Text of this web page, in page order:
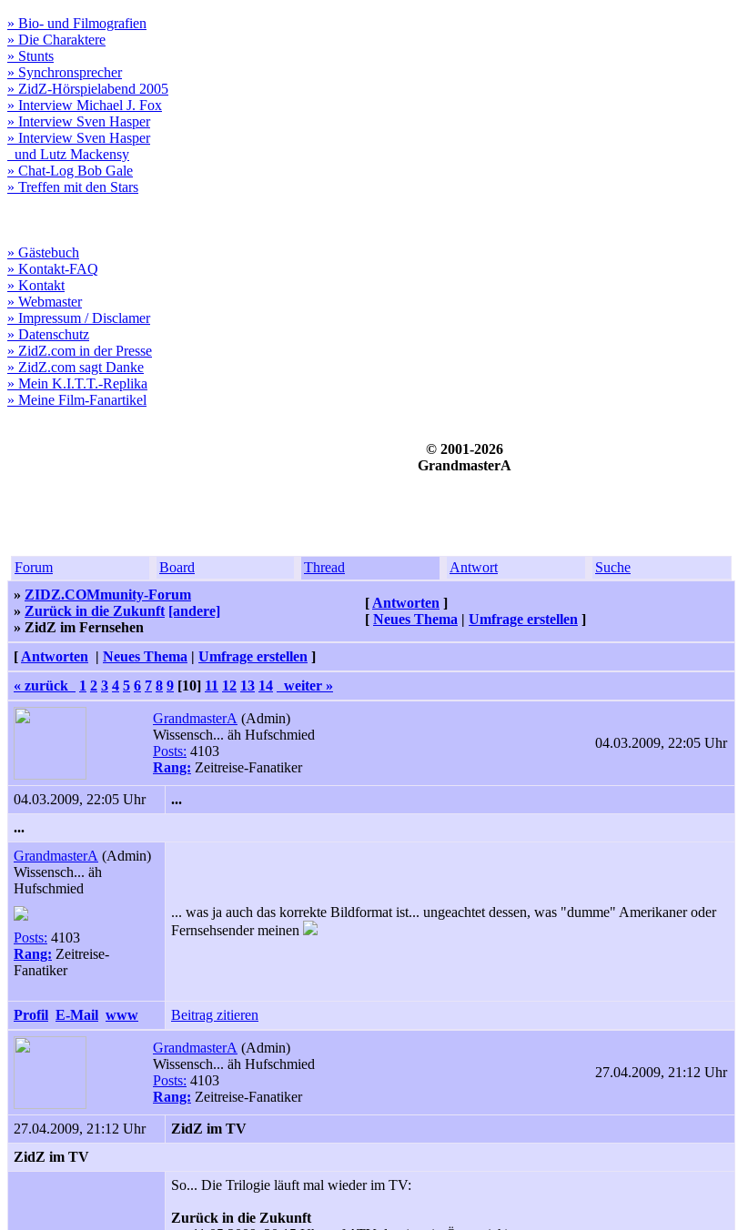
» Bio- und Filmografien
» Die Charaktere
» Stunts
» Synchronsprecher
» ZidZ-Hörspielabend 2005
» Interview Michael J. Fox
» Interview Sven Hasper
» Interview Sven Hasper
und Lutz Mackensy
» Chat-Log Bob Gale
» Treffen mit den Stars
» Gästebuch
» Kontakt-FAQ
» Kontakt
» Webmaster
» Impressum / Disclamer
» Datenschutz
» ZidZ.com in der Presse
» ZidZ.com sagt Danke
» Mein K.I.T.T.-Replika
» Meine Film-Fanartikel
© 2001-2026
GrandmasterA
Forum Board Thread Antwort
Suche
» ZIDZ.COMmunity-Forum
» Zurück in die Zukunft [andere]
» ZidZ im Fernsehen
[ Antworten ]
[ Neues Thema | Umfrage erstellen ]
[ Antworten | Neues Thema | Umfrage erstellen ]
« zurück
1 2 3 4 5 6 7 8 9 [10] 11 12 13 14 weiter »
GrandmasterA (Admin)
Wissensch... äh Hufschmied
Posts: 4103
Rang: Zeitreise-Fanatiker
04.03.2009, 22:05 Uhr
04.03.2009, 22:05 Uhr
...
...
GrandmasterA (Admin)
Wissensch... äh
Hufschmied
Posts: 4103
Rang: Zeitreise-
Fanatiker
... was ja auch das korrekte Bildformat ist... ungeachtet dessen, was "dumme" Amerikaner oder
Fernsehsender meinen
Profil E-Mail www Beitrag zitieren
GrandmasterA (Admin)
Wissensch... äh Hufschmied
Posts: 4103
Rang: Zeitreise-Fanatiker
27.04.2009, 21:12 Uhr
27.04.2009, 21:12 Uhr
ZidZ im TV
ZidZ im TV
So... Die Trilogie läuft mal wieder im TV:
Zurück in die Zukunft